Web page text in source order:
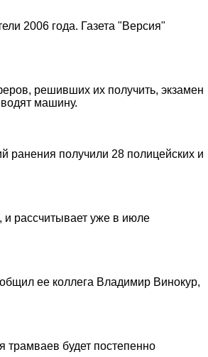
2006 года. Газета "Версия"
решивших их получить, экзамен
машину.
ранения получили 28 полицейских и
рассчитывает уже в июле
ее коллега Владимир Винокур,
трамваев будет постепенно